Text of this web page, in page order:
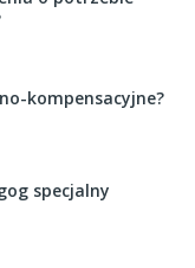
kompensacyjne?
specjalny